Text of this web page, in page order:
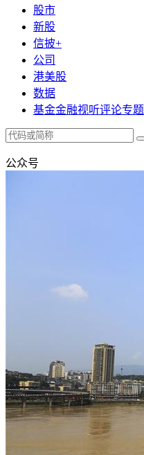
股市
新股
信披+
公司
港美股
数据
基金金融视听评论专题
公众号